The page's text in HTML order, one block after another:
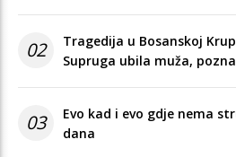
02
Tragedija u Bosanskoj
Supruga ubila muža,
03
Evo kad i evo gdje nema
dana